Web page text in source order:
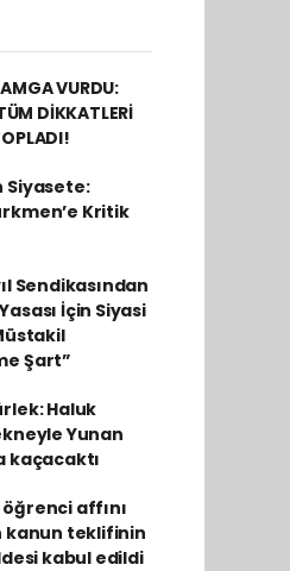
VURDU:
DİKKATLERİ
Siyasete:
Kritik
Sendikasından
İçin Siyasi
Şart”
Haluk
Yunan
kaçacaktı
affını
kanun teklifinin
kabul edildi